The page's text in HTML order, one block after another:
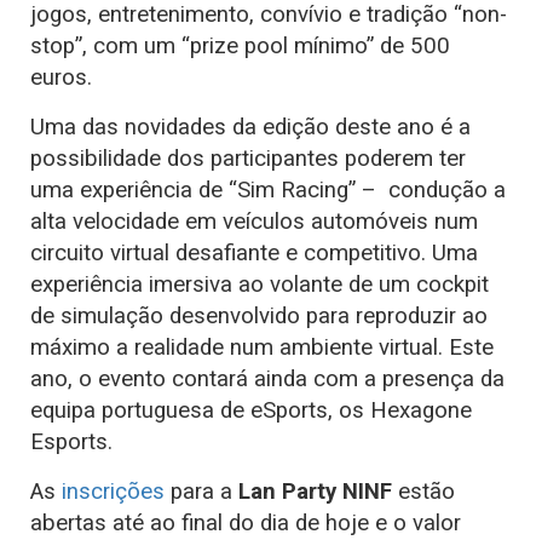
jogos, entretenimento, convívio e tradição “non-
stop”, com um “prize pool mínimo” de 500
euros.
Uma das novidades da edição deste ano é a
possibilidade dos participantes poderem ter
uma experiência de “Sim Racing” – condução a
alta velocidade em veículos automóveis num
circuito virtual desafiante e competitivo. Uma
experiência imersiva ao volante de um cockpit
de simulação desenvolvido para reproduzir ao
máximo a realidade num ambiente virtual. Este
ano, o evento contará ainda com a presença da
equipa portuguesa de eSports, os Hexagone
Esports.
As inscrições para a Lan Party NINF estão
abertas até ao final do dia de hoje e o valor